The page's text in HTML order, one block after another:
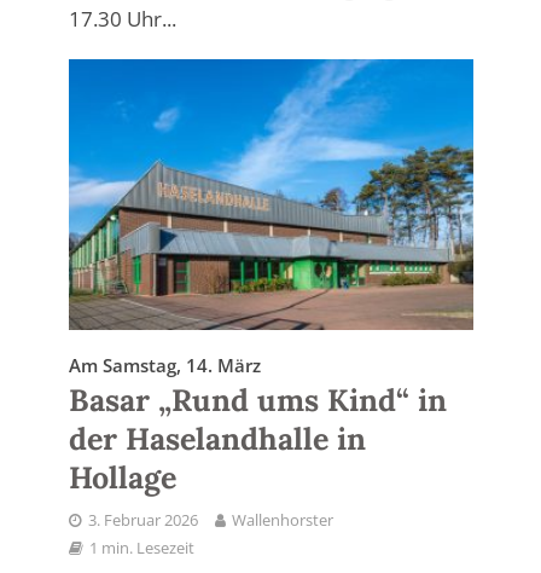
17.30 Uhr...
Am Samstag, 14. März
Basar „Rund ums Kind“ in
der Haselandhalle in
Hollage
3. Februar 2026
Wallenhorster
1 min. Lesezeit